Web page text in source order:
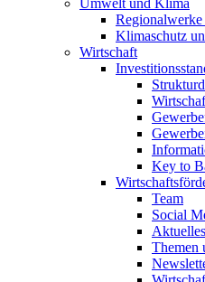
Umwelt und Klima
Klimaschutz
Wirtschaft
Key to
Team
Social
Aktuelles
Themen